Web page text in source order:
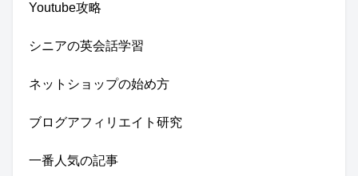
Youtube攻略
シニアの英会話学習
ネットショップの始め方
ブログアフィリエイト研究
一番人気の記事